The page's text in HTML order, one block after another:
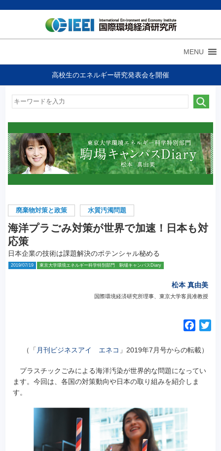
MENU
高校生のエネルギー研究発表会を開催
廃棄物対策と政策 水質汚濁問題
海洋プラごみ対策が世界で加速！日本も対
応策
日本企業の技術は課題解決のポテンシャル秘める
2019/07/19 東京大学環境エネルギー科学特別部門 駒場キャンパスDiary
松本 真由美
国際環境経済研究所理事、東京大学客員准教授
c
b
o
（「 月刊ビジネスアイ エネコ 」2019年7月号からの転載）
プラスチックごみによる海洋汚染が世界的な問題になってい
ます。今回は、各国の対策動向や日本の取り組みを紹介しま
す。